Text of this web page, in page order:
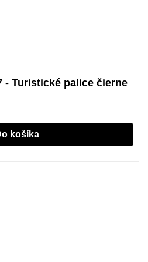
- Turistické palice čierne
košíka